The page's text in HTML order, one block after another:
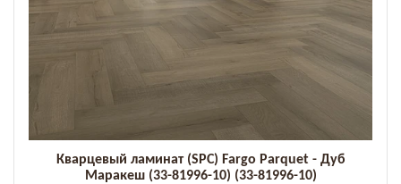
Кварцевый ламинат (SPC) Fargo Parquet - Дуб
Маракеш (33-81996-10) (33-81996-10)